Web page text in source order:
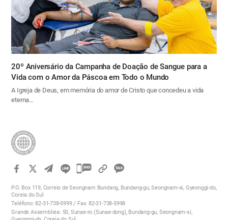
20º Aniversário da Campanha de Doação de Sangue para a
Vida com o Amor da Páscoa em Todo o Mundo
A Igreja de Deus, em memória do amor de Cristo que concedeu a vida
eterna…
카
오
톡
공
P.O. Box 119, Correio de Seongnam Bundang, Bundang-gu, Seongnam-si, Gyeonggi-do,
Coreia do Sul
Teléfono: 82-31-738-5999 / Fax: 82-31-738-5998
Grande Assembleia: 50, Sunae-ro (Sunae-dong), Bundang-gu, Seongnam-si,